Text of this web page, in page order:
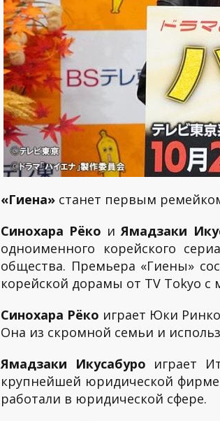
«Гиена» станет первым
Синохара Рёко иЯмадзаки
одноименного корейского
общества. Премьера «Гиены»
корейской дорамы от TV Tokyo с
Синохара Рёко играет Юки
Она из скромной семьи и
Ямадзаки Икусабуро играет
крупнейшей юридической
работали в юридической сфере.